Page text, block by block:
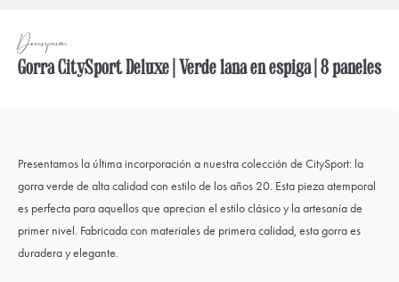
Descripción
Gorra CitySport Deluxe | Verde lana en espiga | 8 paneles
Presentamos la última incorporación a nuestra colección de CitySport: la
gorra verde de alta calidad con estilo de los años 20. Esta pieza atemporal
es perfecta para aquellos que aprecian el estilo clásico y la artesanía de
primer nivel. Fabricada con materiales de primera calidad, esta gorra es
duradera y elegante.